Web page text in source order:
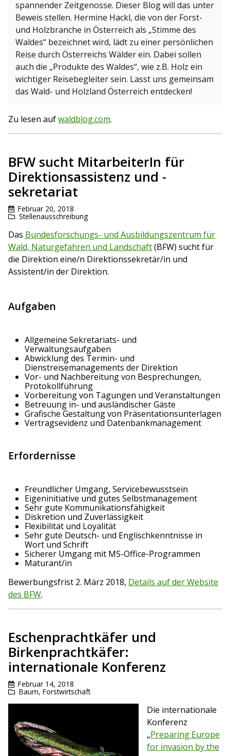
spannender Zeitgenosse. Dieser Blog will das unter
Beweis stellen. Hermine Hackl, die von der Forst-
und Holzbranche in Österreich als „Stimme des
Waldes“ bezeichnet wird, lädt zu einer persönlichen
Reise durch Österreichs Wälder ein. Dabei sollen
auch die „Produkte des Waldes“, wie z.B. Holz ein
wichtiger Reisebegleiter sein. Lasst uns gemeinsam
das Wald- und Holzland Österreich entdecken!
Zu lesen aufwaldblog.com.
BFW sucht MitarbeiterIn für
Direktionsassistenz und -
sekretariat
Februar 20, 2018
Stellenausschreibung
Das Bundesforschungs- und Ausbildungszentrum für
Wald, Naturgefahren und Landschaft(BFW) sucht für
die Direktion eine/n Direktionssekretär/in und
Assistent/in der Direktion.
Aufgaben
Allgemeine Sekretariats- und
Verwaltungsaufgaben
Abwicklung des Termin- und
Dienstreisemanagements der Direktion
Vor- und Nachbereitung von Besprechungen,
Protokollführung
Vorbereitung von Tagungen und Veranstaltungen
Betreuung in- und ausländischer Gäste
Grafische Gestaltung von Präsentationsunterlagen
Vertragsevidenz und Datenbankmanagement
Erfordernisse
Freundlicher Umgang, Servicebewusstsein
Eigeninitiative und gutes Selbstmanagement
Sehr gute Kommunikationsfähigkeit
Diskretion und Zuverlässigkeit
Flexibilität und Loyalität
Sehr gute Deutsch- und Englischkenntnisse in
Wort und Schrift
Sicherer Umgang mit MS-Office-Programmen
Maturant/in
Bewerbungsfrist 2. März 2018, Details auf der Website
des BFW.
Eschenprachtkäfer und
Birkenprachtkäfer:
internationale Konferenz
Februar 14, 2018
Baum, Forstwirtschaft
Die internationale
Konferenz
„Preparing Europe
for invasion by the